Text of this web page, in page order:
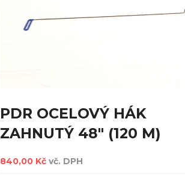
PDR OCELOVÝ HÁK
ZAHNUTÝ 48" (120 M)
840,00 Kč vč. DPH